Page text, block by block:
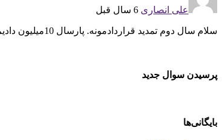
علی انصاری
سلام سال دوم تمدید قراردادمونه. پارسال 10میلیون دادیم و ٨٠٠ کرایه. امثال ١٠ میلیون، ١٢٠٠٠٠٠ هزار تومن کرایه. حالا کمیسیون چقدر میباشد؟
پرسیدن سوال جدید
بایگانی‌ها